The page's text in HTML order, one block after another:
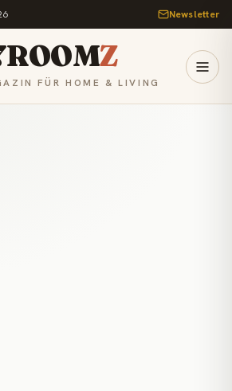
Newsletter
Z
FÜR HOME & LIVING